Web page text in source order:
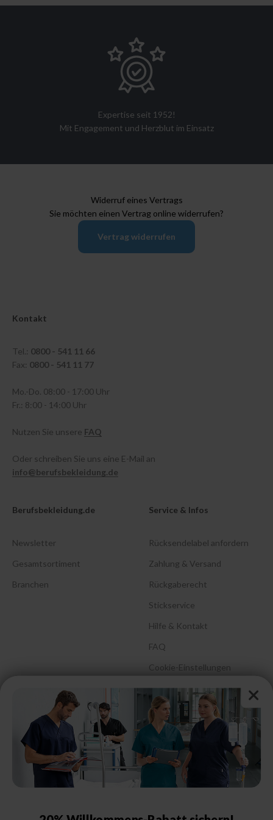
Expertise seit 1952!
Mit Engagement und Herzblut im Einsatz
Widerruf eines Vertrags
Sie möchten einen Vertrag online widerrufen?
Vertrag widerrufen
Kontakt
Tel.: 0800 - 541 11 66
Fax: 0800 - 541 11 77
Mo.-Do. 08:00 - 17:00 Uhr
Fr.: 8:00 - 14:00 Uhr
Nutzen Sie unsere FAQ
Oder schreiben Sie uns eine E-Mail an
info@berufsbekleidung.de
Berufsbekleidung.de
Newsletter
Gesamtsortiment
Branchen
Service & Infos
Rücksendelabel anfordern
Zahlung & Versand
Rückgaberecht
Stickservice
Hilfe & Kontakt
FAQ
Cookie-Einstellungen
Barrierefreiheitserklärung
Größenberatung &
Pflegehinweise
Größentabelle Damen
Größentabelle Schuhe